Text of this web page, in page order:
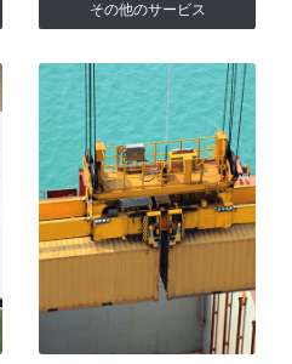
その他のサービス